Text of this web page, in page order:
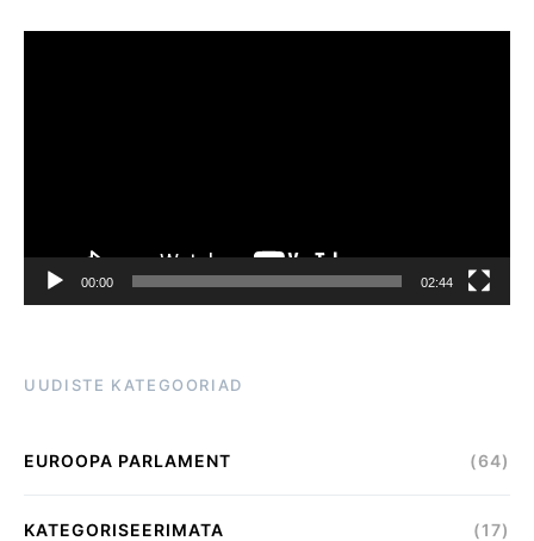
00:00 02:44
UUDISTE KATEGOORIAD
EUROOPA PARLAMENT (64)
KATEGORISEERIMATA (17)